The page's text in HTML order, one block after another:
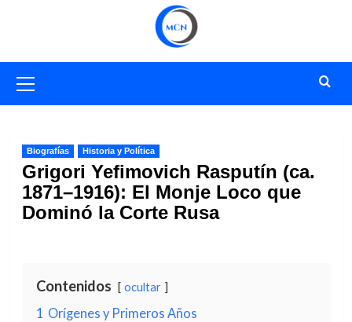
primario
Biografías Historia y Política
Grigori Yefimovich Rasputín (ca.
1871–1916): El Monje Loco que
Dominó la Corte Rusa
Contenidos ocultar
1 Orígenes y Primeros Años